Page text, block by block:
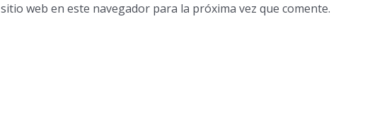
web en este navegador para la próxima vez que comente.